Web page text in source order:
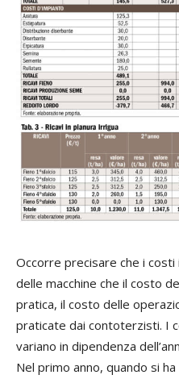
Occorre precisare che i costi
delle macchine che il costo
pratica, il costo delle
praticate dai contoterzisti. I
variano in dipendenza
Nel primo anno, quando si